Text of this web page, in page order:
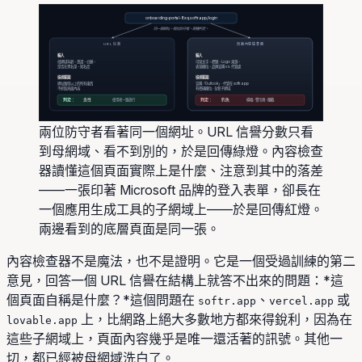
onboarding-portal-8xq.softr.app/login
同一個網址。兩位防守者。兩種判定。
URL 信譽
輸入
母網域年齡、憑證、分類、
是否在黑名單、知名度
檢視範圍
網址路徑以上的所有東西
不抓取頁面內容
判定： 良性 使用者一路放行
頁面內容檢查器
輸入
可見文字、標題、Logo 來源、
表單欄位、品牌宣稱 vs. 代管處
檢視範圍
宣稱「Outlook」· 代管在 softr.app
有密碼欄位 · 全新子網域
判定： 釣魚 橫幅 · 警示頁 · 攔截
兩位防守者看著同一個網址。URL 信譽分數只看
到母網域、看不到別的，於是回傳綠燈。內容檢查
器讀懂這個頁面實際上是什麼、注意到其中的落差
——一張印著 Microsoft 品牌的登入表單，卻長在
一個應用生成工具的子網域上——於是回傳紅燈。
兩邊看到的底層頁面是同一張。
內容檢查器不是魔法，也不是證明。它是一個受過訓練的第二
意見，回答一個 URL 信譽在結構上就答不出來的問題：*這
個頁面自稱是什麼？*這個問題在 softr.app 、 vercel.app 或
lovable.app
上，比網路上絕大多數地方都來得銳利，因為在
這些子網域上，頁面內容幾乎是唯一還活著的訊號。其他一
切，都已經被母網域洗白了。